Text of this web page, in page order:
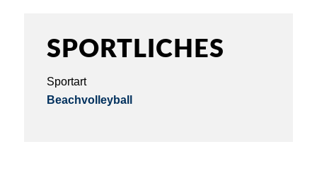
SPORTLICHES
Sportart
Beachvolleyball